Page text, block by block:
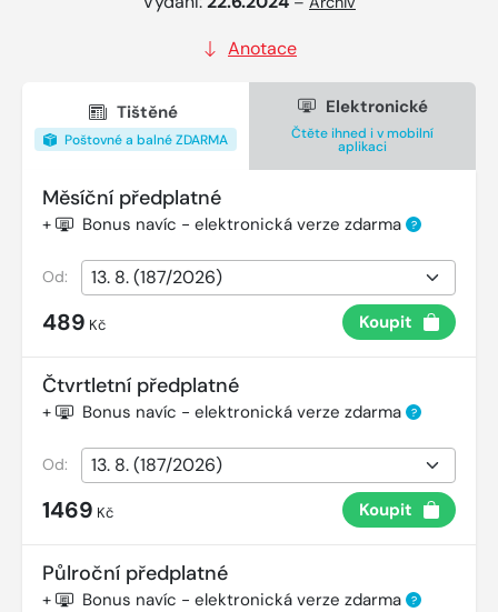
Anotace
Tištěné
Poštovné a balné ZDARMA
Elektronické
Čtěte ihned i v mobilní
aplikaci
Měsíční předplatné
+ Bonus navíc - elektronická verze zdarma ?
Od:
489 Kč Koupit
Čtvrtletní předplatné
+ Bonus navíc - elektronická verze zdarma ?
Od:
1469 Kč Koupit
Půlroční předplatné
+ Bonus navíc - elektronická verze zdarma ?